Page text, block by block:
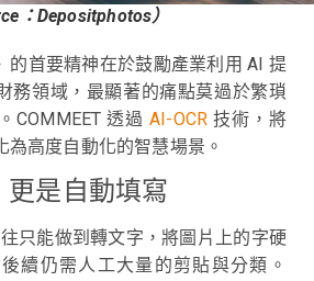
：Depositphotos）
的首要精神在於鼓勵產業利用 AI 提
務領域，最顯著的痛點莫過於繁瑣
COMMEET 透過 AI-OCR 技術，將
為高度自動化的智慧場景。
是自動填寫
只能做到轉文字，將圖片上的字硬
續仍需人工大量的剪貼與分類。